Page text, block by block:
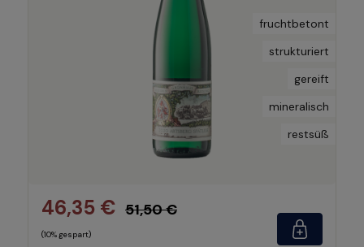
fruchtbetont
strukturiert
gereift
mineralisch
restsüß
46,35 € 51,50 €
(10% gespart)